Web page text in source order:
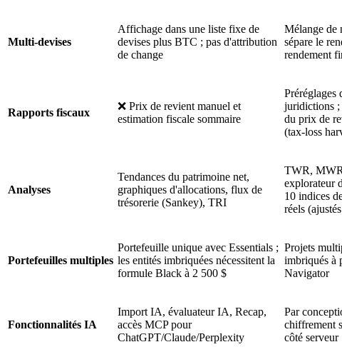
Multi-devises
Affichage dans une liste fixe de
devises plus BTC ; pas d'attribution
de change
Mélange de
sépare le
rendement
Rapports fiscaux
❌ Prix de revient manuel et
estimation fiscale sommaire
Préréglages
juridictions ;
du prix de
(tax-loss
Analyses
Tendances du patrimoine net,
graphiques d'allocations, flux de
trésorerie (Sankey), TRI
TWR,
explorateur
10 indices
réels
Portefeuilles multiples
Portefeuille unique avec Essentials ;
les entités imbriquées nécessitent la
formule Black à 2 500 $
Projets
imbriqués à
Navigator
Fonctionnalités IA
Import IA, évaluateur IA, Recap,
accès MCP pour
ChatGPT/Claude/Perplexity
Par
chiffrement
côté serveur